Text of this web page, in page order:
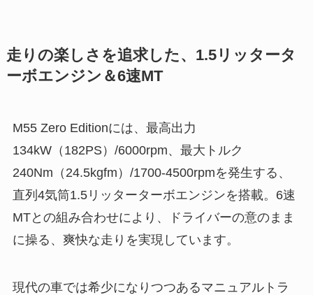
走りの楽しさを追求した、1.5リッタータ
ーボエンジン＆6速MT
M55 Zero Editionには、最高出力
134kW（182PS）/6000rpm、最大トルク
240Nm（24.5kgfm）/1700-4500rpmを発生する、
直列4気筒1.5リッターターボエンジンを搭載。6速
MTとの組み合わせにより、ドライバーの意のまま
に操る、爽快な走りを実現しています。
現代の車では希少になりつつあるマニュアルトラ